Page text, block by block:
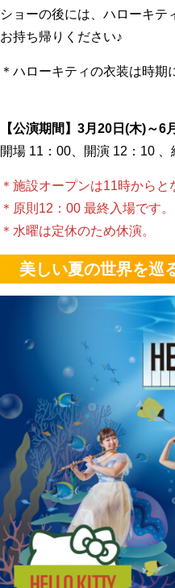
ショーの後には、ハローキテ
お持ち帰りください♪
＊ハローキティの衣装は時期
【公演期間】3月20日(木)～6
開場 11：00、開演 12：10
＊施設オープンは11時からと
＊原則12：00 最終入場です。
＊水曜は定休のため休演。
美しい夏の世界を巡